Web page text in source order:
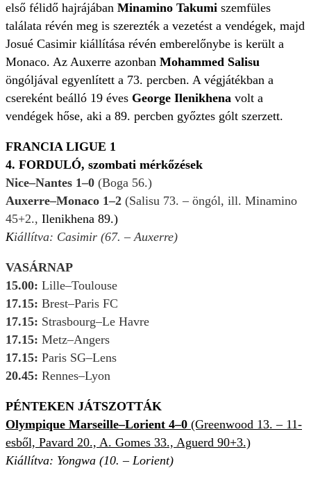
első félidő hajrájában Minamino Takumi szemfüles
találata révén meg is szerezték a vezetést a vendégek, majd
Josué Casimir kiállítása révén emberelőnybe is került a
Monaco. Az Auxerre azonban Mohammed Salisu
öngóljával egyenlített a 73. percben. A végjátékban a
csereként beálló 19 éves George Ilenikhena volt a
vendégek hőse, aki a 89. percben győztes gólt szerzett.
FRANCIA LIGUE 1
4. FORDULÓ, szombati mérkőzések
Nice–Nantes 1–0 (Boga 56.)
Auxerre–Monaco 1–2 (Salisu 73. – öngól, ill. Minamino
45+2., Ilenikhena 89.)
Kiállítva: Casimir (67. – Auxerre)
VASÁRNAP
15.00: Lille–Toulouse
17.15: Brest–Paris FC
17.15: Strasbourg–Le Havre
17.15: Metz–Angers
17.15: Paris SG–Lens
20.45: Rennes–Lyon
PÉNTEKEN JÁTSZOTTÁK
Olympique Marseille–Lorient 4–0 (Greenwood 13. – 11-
esből, Pavard 20., A. Gomes 33., Aguerd 90+3.)
Kiállítva: Yongwa (10. – Lorient)